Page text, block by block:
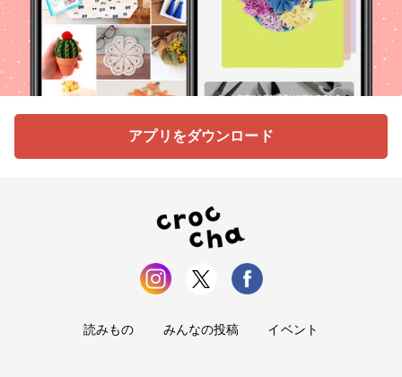
アプリをダウンロード
読みもの みんなの投稿 イベント